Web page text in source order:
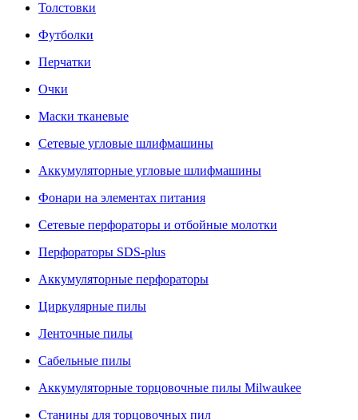
Толстовки
Футболки
Перчатки
Очки
Маски тканевые
Сетевые угловые шлифмашины
Аккумуляторные угловые шлифмашины
Фонари на элементах питания
Сетевые перфораторы и отбойные молотки
Перфораторы SDS-plus
Аккумуляторные перфораторы
Циркулярные пилы
Ленточные пилы
Сабельные пилы
Аккумуляторные торцовочные пилы Milwaukee
Станины для торцовочных пил